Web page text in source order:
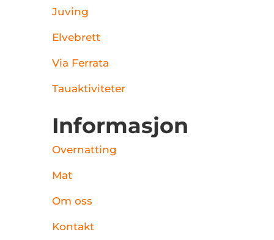
Juving
Elvebrett
Via Ferrata
Tauaktiviteter
Informasjon
Overnatting
Mat
Om oss
Kontakt